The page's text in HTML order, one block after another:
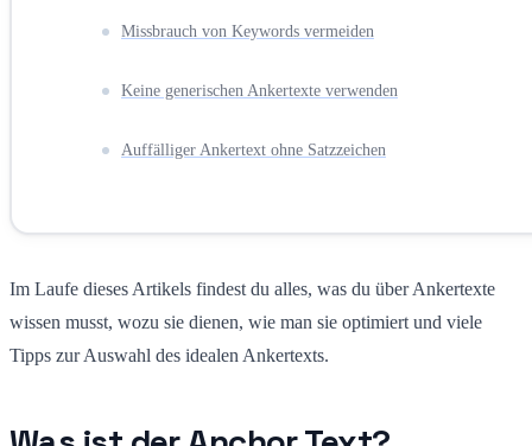
Missbrauch von Keywords vermeiden
Keine generischen Ankertexte verwenden
Auffälliger Ankertext ohne Satzzeichen
Im Laufe dieses Artikels findest du alles, was du über Ankertexte
wissen musst, wozu sie dienen, wie man sie optimiert und viele
Tipps zur Auswahl des idealen Ankertexts.